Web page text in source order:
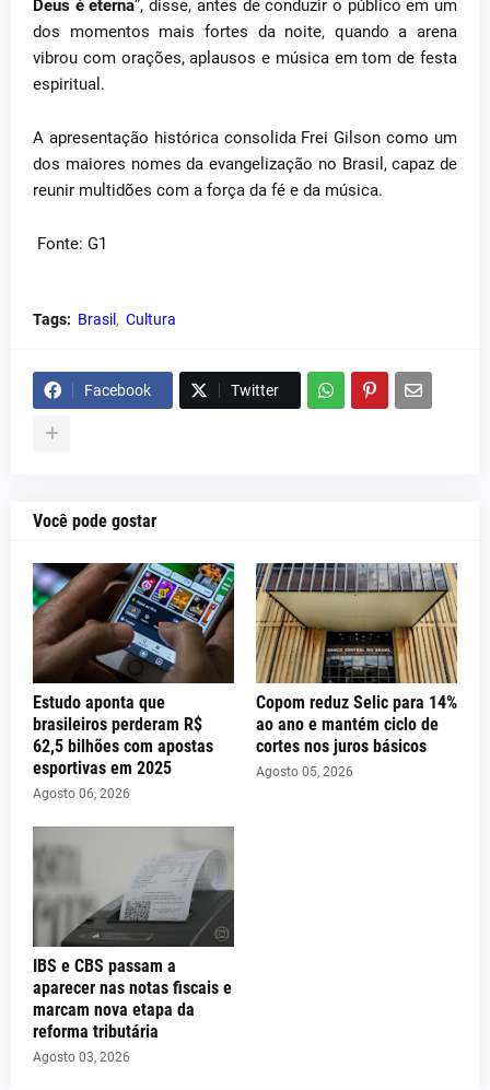
Deus é eterna”, disse, antes de conduzir o público em um
dos momentos mais fortes da noite, quando a arena
vibrou com orações, aplausos e música em tom de festa
espiritual.
A apresentação histórica consolida Frei Gilson como um
dos maiores nomes da evangelização no Brasil, capaz de
reunir multidões com a força da fé e da música.
Fonte: G1
Tags: Brasil Cultura
Facebook Twitter
Você pode gostar
Estudo aponta que
brasileiros perderam R$
62,5 bilhões com apostas
esportivas em 2025
Agosto 06, 2026
Copom reduz Selic para 14%
ao ano e mantém ciclo de
cortes nos juros básicos
Agosto 05, 2026
IBS e CBS passam a
aparecer nas notas fiscais e
marcam nova etapa da
reforma tributária
Agosto 03, 2026